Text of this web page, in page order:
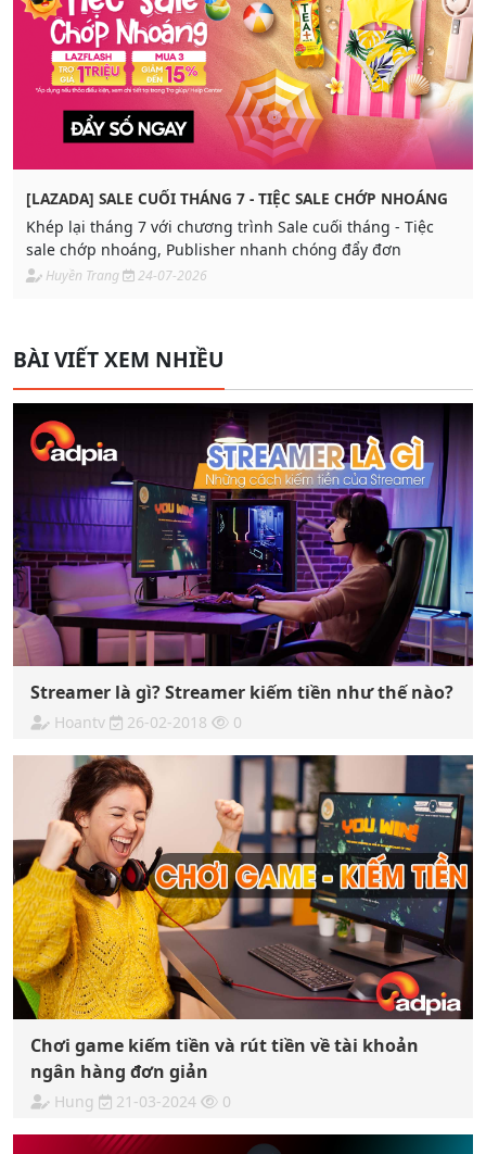
[LAZADA] SALE CUỐI THÁNG 7 - TIỆC SALE CHỚP NHOÁNG
Khép lại tháng 7 với chương trình Sale cuối tháng - Tiệc
sale chớp nhoáng, Publisher nhanh chóng đẩy đơn
Huyền Trang 24-07-2026
BÀI VIẾT XEM NHIỀU
Streamer là gì? Streamer kiếm tiền như thế nào?
Hoantv 26-02-2018 0
Chơi game kiếm tiền và rút tiền về tài khoản
ngân hàng đơn giản
Hung 21-03-2024 0